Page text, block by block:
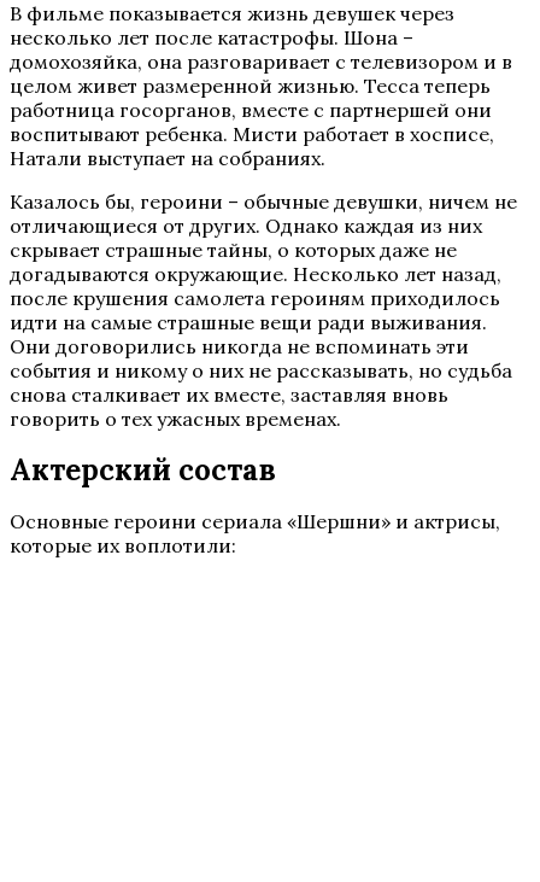
В фильме показывается жизнь девушек через
несколько лет после катастрофы. Шона –
домохозяйка, она разговаривает с телевизором и в
целом живет размеренной жизнью. Тесса теперь
работница госорганов, вместе с партнершей они
воспитывают ребенка. Мисти работает в хосписе,
Натали выступает на собраниях.
Казалось бы, героини – обычные девушки, ничем не
отличающиеся от других. Однако каждая из них
скрывает страшные тайны, о которых даже не
догадываются окружающие. Несколько лет назад,
после крушения самолета героиням приходилось
идти на самые страшные вещи ради выживания.
Они договорились никогда не вспоминать эти
события и никому о них не рассказывать, но судьба
снова сталкивает их вместе, заставляя вновь
говорить о тех ужасных временах.
Актерский состав
Основные героини сериала «Шершни» и актрисы,
которые их воплотили: